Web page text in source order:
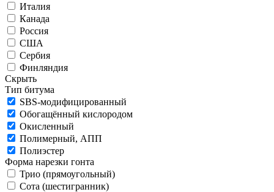
Италия
Канада
Россия
США
Сербия
Финляндия
Скрыть
Тип битума
SBS-модифицированный
Обогащённый кислородом
Окисленный
Полимерный, АПП
Полиэстер
Форма нарезки гонта
Трио (прямоугольный)
Сота (шестигранник)